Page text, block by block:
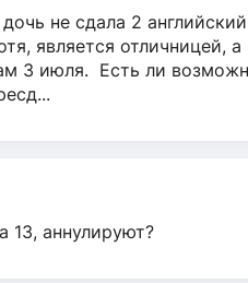
не сдала 2
является отличницей,
3 июля. Есть ли
13, аннулируют?